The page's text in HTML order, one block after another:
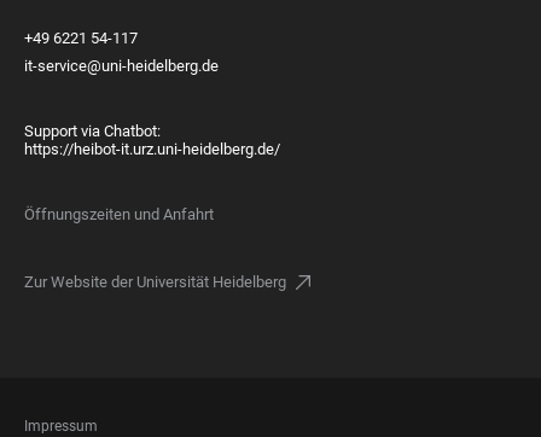
+49 6221 54-117
it-service@uni-heidelberg.de
Support via Chatbot:
https://heibot-it.urz.uni-heidelberg.de/
Öffnungszeiten und Anfahrt
Zur Website der Universität Heidelberg
FOOTER
Impressum